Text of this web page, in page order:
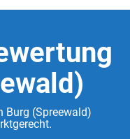
Burg (Spreewald)